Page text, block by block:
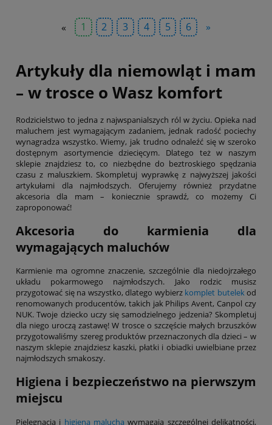
« 1 2 3 4 5 6 »
Artykuły dla niemowląt i mam
– w trosce o Wasz komfort
Rodzicielstwo to jedna z najwspanialszych ról w życiu. Opieka nad
maluchem jest wymagającym zadaniem, jednak radość pociechy
wynagradza wszystko. Wiemy, jak trudno odnaleźć się w szeroko
dostępnym asortymencie dziecięcym. Dlatego też w naszym
sklepie znajdziesz to, co niezbędne do beztroskiego spędzania
czasu z maluszkiem. Skompletuj wyprawkę z najwyższej jakości
artykułami dla najmłodszych. Oferujemy również przydatne
akcesoria dla mam – koniecznie sprawdź, co możemy Ci
zaproponować!
Akcesoria do karmienia dla
wymagających maluchów
Karmienie ma ogromne znaczenie, szczególnie dla niedojrzałego
układu pokarmowego najmłodszych. Jako rodzic musisz
przygotować się na wszystko, dlatego wybierz komplet butelekod
renomowanych producentów, takich jak Philips Avent, Canpol czy
NUK. Twoje dziecko uczy się samodzielnego jedzenia? Skompletuj
dla niego uroczą zastawę! W trosce o szczęście małych brzuszków
przygotowaliśmy szereg produktów przeznaczonych dla dzieci – w
naszym sklepie znajdziesz kaszki, płatki i obiadki uwielbiane przez
najmłodszych smakoszy.
Higiena i bezpieczeństwo na pierwszym
miejscu
Pielęgnacja i higiena malucha wymagają szczególnej delikatności,